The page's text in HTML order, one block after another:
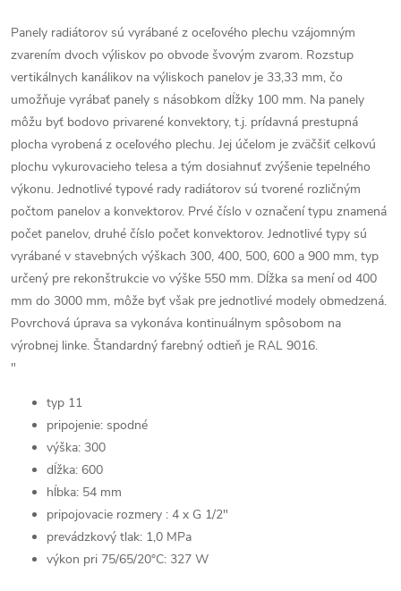
Panely radiátorov sú vyrábané z oceľového plechu vzájomným
zvarením dvoch výliskov po obvode švovým zvarom. Rozstup
vertikálnych kanálikov na výliskoch panelov je 33,33 mm, čo
umožňuje vyrábať panely s násobkom dĺžky 100 mm. Na panely
môžu byť bodovo privarené konvektory, t.j. prídavná prestupná
plocha vyrobená z oceľového plechu. Jej účelom je zväčšiť celkovú
plochu vykurovacieho telesa a tým dosiahnuť zvýšenie tepelného
výkonu. Jednotlivé typové rady radiátorov sú tvorené rozličným
počtom panelov a konvektorov. Prvé číslo v označení typu znamená
počet panelov, druhé číslo počet konvektorov. Jednotlivé typy sú
vyrábané v stavebných výškach 300, 400, 500, 600 a 900 mm, typ
určený pre rekonštrukcie vo výške 550 mm. Dĺžka sa mení od 400
mm do 3000 mm, môže byť však pre jednotlivé modely obmedzená.
Povrchová úprava sa vykonáva kontinuálnym spôsobom na
výrobnej linke. Štandardný farebný odtieň je RAL 9016.
"
typ 11
pripojenie: spodné
výška: 300
dĺžka: 600
hĺbka: 54 mm
pripojovacie rozmery : 4 x G 1/2"
prevádzkový tlak: 1,0 MPa
výkon pri 75/65/20°C: 327 W